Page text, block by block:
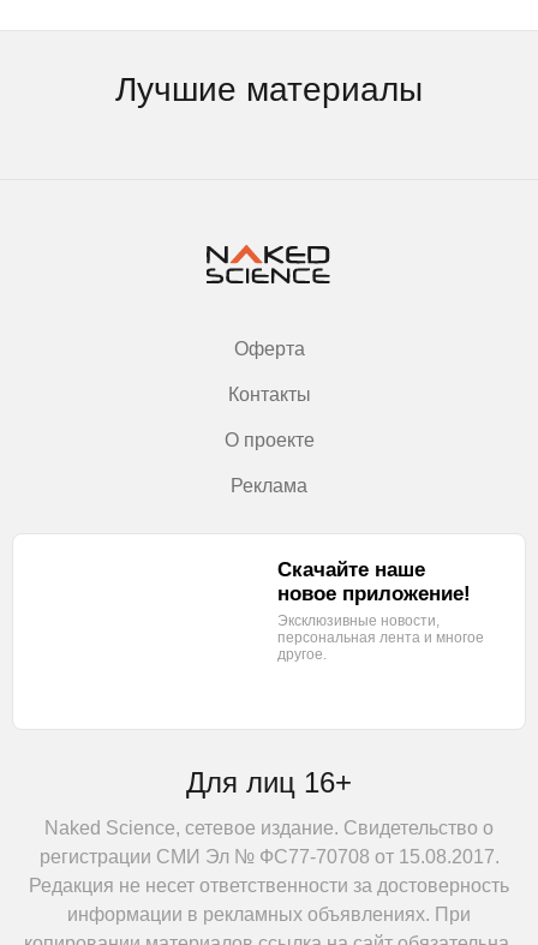
Лучшие материалы
Оферта
Контакты
О проекте
Реклама
Для лиц 16+
Naked Science, сетевое издание. Свидетельство о
регистрации СМИ Эл № ФС77-70708 от 15.08.2017.
Редакция не несет ответственности за достоверность
информации в рекламных объявлениях. При
Скачайте наше
новое приложение!
Эксклюзивные новости,
персональная лента и многое
другое.